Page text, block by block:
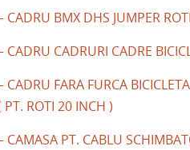
CADRU BMX DHS JUMPER
CADRU CADRURI CADRE
CADRU FARA FURCA
PT. ROTI 20 INCH )
CAMASA PT. CABLU